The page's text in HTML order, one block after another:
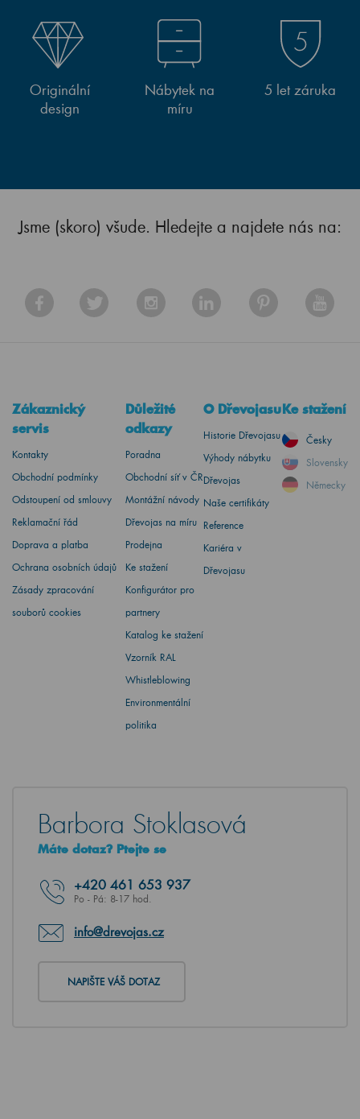
Originální
design
Nábytek na
míru
5 let záruka
Jsme (skoro) všude. Hledejte a najdete nás na:
Zákaznický
servis
Kontakty
Obchodní podmínky
Odstoupení od smlouvy
Reklamační řád
Doprava a platba
Ochrana osobních údajů
Zásady zpracování
souborů cookies
Důležité
odkazy
Poradna
Obchodní síť v ČR
Montážní návody
Dřevojas na míru
Prodejna
Ke stažení
Konfigurátor pro
partnery
Katalog ke stažení
Vzorník RAL
Whistleblowing
Environmentální
politika
O Dřevojasu
Historie Dřevojasu
Výhody nábytku
Dřevojas
Naše certifikáty
Reference
Kariéra v
Dřevojasu
Ke stažení
Česky
Slovensky
Německy
Barbora Stoklasová
Máte dotaz? Ptejte se
+420 461 653 937
Po - Pá: 8-17 hod.
info@drevojas.cz
NAPIŠTE VÁŠ DOTAZ